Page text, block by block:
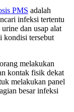
PMS adalah
infeksi tertentu
dan usap alat
kondisi tersebut
melakukan
kontak fisik dekat
melakukan panel
besar infeksi